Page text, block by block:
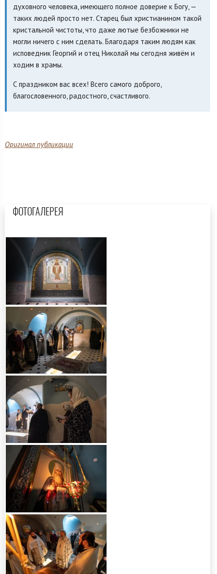
духовного человека, имеющего полное доверие к Богу, —
таких людей просто нет. Старец был христианином такой
кристальной чистоты, что даже лютые безбожники не
могли ничего с ним сделать. Благодаря таким людям как
исповедник Георгий и отец Николай мы сегодня живём и
ходим в храмы.
С праздником вас всех! Всего самого доброго,
благословенного, радостного, счастливого.
Оригинал публикации
ФОТОГАЛЕРЕЯ